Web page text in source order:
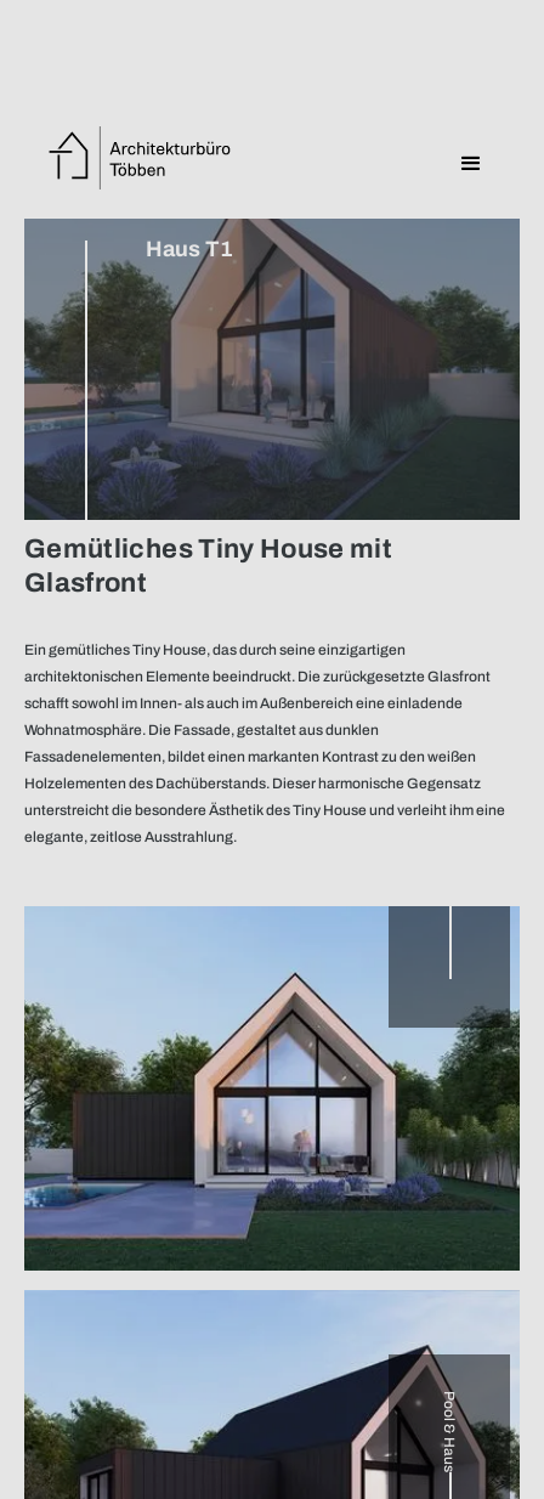
Zurück zur Übersicht
Haus T1
Gemütliches Tiny House mit
Glasfront
Ein gemütliches Tiny House, das durch seine einzigartigen
architektonischen Elemente beeindruckt. Die zurückgesetzte Glasfront
schafft sowohl im Innen- als auch im Außenbereich eine einladende
Wohnatmosphäre. Die Fassade, gestaltet aus dunklen
Fassadenelementen, bildet einen markanten Kontrast zu den weißen
Holzelementen des Dachüberstands. Dieser harmonische Gegensatz
unterstreicht die besondere Ästhetik des Tiny House und verleiht ihm eine
elegante, zeitlose Ausstrahlung.
Blick auf die Glasfront
Pool & Haus